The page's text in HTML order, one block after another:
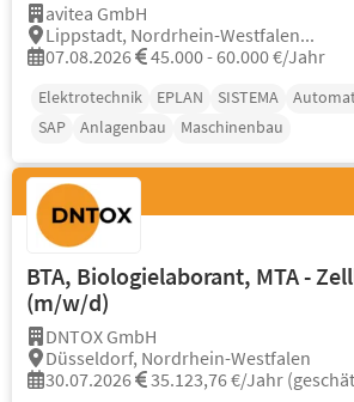
avitea GmbH
Lippstadt, Nordrhein-Westfalen...
07.08.2026
45.000 - 60.000 €/Jahr
Elektrotechnik EPLAN SISTEMA
SAP
Anlagenbau Maschinenbau
BTA, Biologielaborant, MTA -
(m/w/d)
DNTOX GmbH
Düsseldorf, Nordrhein-Westfalen
30.07.2026
35.123,76 €/Jahr